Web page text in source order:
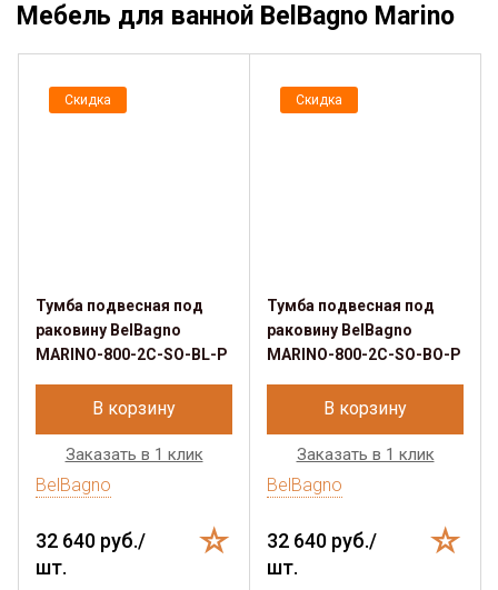
Мебель для ванной BelBagno Marino
Скидка
Тумба подвесная под
раковину BelBagno
MARINO-800-2C-SO-BL-P
В корзину
Заказать в 1 клик
BelBagno
32 640 руб./
шт.
Скидка
Тумба подвесная под
раковину BelBagno
MARINO-800-2C-SO-BO-P
В корзину
Заказать в 1 клик
BelBagno
32 640 руб./
шт.